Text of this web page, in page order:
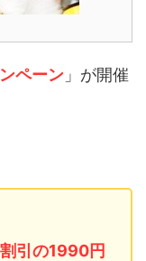
ペーン 」が開催
引の1990円